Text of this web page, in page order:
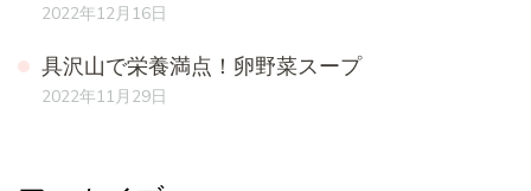
2022年12月16日
具沢山で栄養満点！卵野菜スープ
2022年11月29日